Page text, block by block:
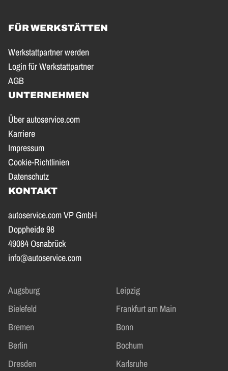
FÜR WERKSTÄTTEN
Werkstattpartner werden
Login für Werkstattpartner
AGB
UNTERNEHMEN
Über autoservice.com
Karriere
Impressum
Cookie-Richtlinien
Datenschutz
KONTAKT
autoservice.com VP GmbH
Doppheide 98
49084 Osnabrück
info@autoservice.com
Augsburg
Leipzig
Bielefeld
Frankfurt am Main
Bremen
Bonn
Berlin
Bochum
Dresden
Karlsruhe